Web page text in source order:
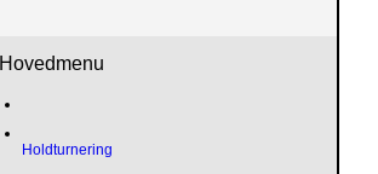
Hovedmenu
Holdturnering